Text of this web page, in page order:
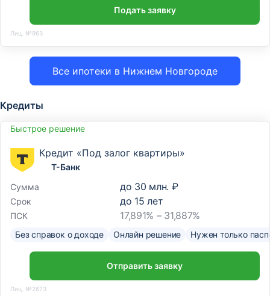
Все ипотеки в Нижнем Новгороде
Подать заявку
Лиц. №963
Кредиты
Быстрое решение
Кредит «Под залог квартиры»
Т-Банк
Сумма
до 30 млн. ₽
Срок до 15 лет
ПСК 17,891% – 31,887%
Без справок о доходе Онлайн решение Нужен только
Отправить заявку
Лиц. №2673